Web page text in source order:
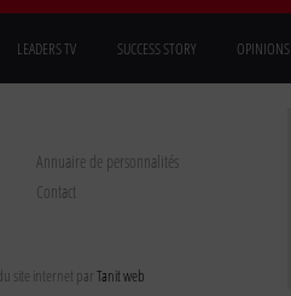
LEADERS TV SUCCESS STORY OPINIONS
Annuaire de personnalités
Contact
site internet parTanit web